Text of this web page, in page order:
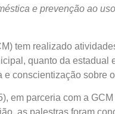
e prevenção ao
tem realizado
quanto da estadual
conscientização sobre
em parceria com a